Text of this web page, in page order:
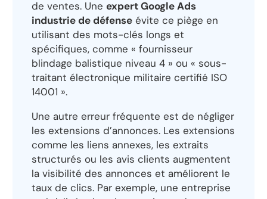
de ventes. Une expert Google Ads
industrie de défense évite ce piège en
utilisant des mots-clés longs et
spécifiques, comme « fournisseur
blindage balistique niveau 4 » ou « sous-
traitant électronique militaire certifié ISO
14001 ».
Une autre erreur fréquente est de négliger
les extensions d’annonces. Les extensions
comme les liens annexes, les extraits
structurés ou les avis clients augmentent
la visibilité des annonces et améliorent le
taux de clics. Par exemple, une entreprise